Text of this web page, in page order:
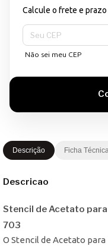
Calcule o frete e
Entregas para o CEP:
Não sei meu CEP
Descrição Ficha
Descricao
Stencil de Acetato
703
O Stencil de Acetato